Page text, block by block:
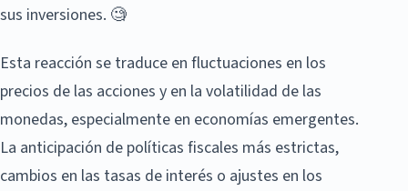
sus inversiones. 🧐
Esta reacción se traduce en fluctuaciones en los
precios de las acciones y en la volatilidad de las
monedas, especialmente en economías emergentes.
La anticipación de políticas fiscales más estrictas,
cambios en las tasas de interés o ajustes en los